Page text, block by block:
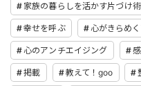
家族の暮らしを活かす片づけ術
幸せを呼ぶ 心がきらめ
心のアンチエイジング
掲載 教えて！goo